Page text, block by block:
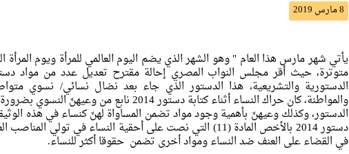
8 مارس 2019
يأتي شهر مارس هذا العام " وهو الشهر الذي يضم اليوم العالمي للمرأة ويوم
الدستورية والتشريعية، هذا الدستور الذي جاء بعد نضال نسائي/ نسوي
والمواطنة، كان حراك النساء أثناء كتابة دستور
الدستور، وكذلك وعيهنّ بأهمية وجود مواد تضمن المساواة لهنّ كنساء في هذه
دستور 2014 بالأخص المادة (11) التي نصت على أحقية النساء في تولي
في القضاء على العنف ضد النساء ومواد أخرى تضمن حقوقا أكثر للنساء.